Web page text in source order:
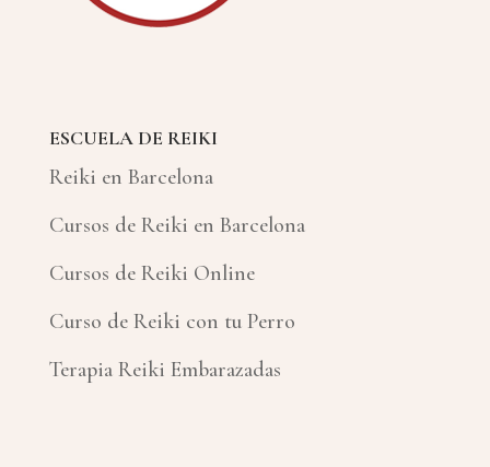
ESCUELA DE REIKI
Reiki en Barcelona
Cursos de Reiki en Barcelona
Cursos de Reiki Online
Curso de Reiki con tu Perro
Terapia Reiki Embarazadas